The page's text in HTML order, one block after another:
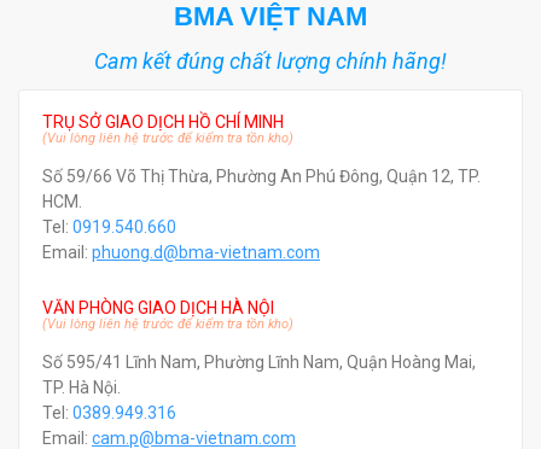
BMA VIỆT NAM
Cam kết đúng chất lượng chính hãng!
TRỤ SỞ GIAO DỊCH HỒ CHÍ MINH
(Vui lòng liên hệ trước để kiểm tra tồn kho)
Số 59/66 Võ Thị Thừa, Phường An Phú Đông, Quận 12, TP.
HCM.
Tel: 0919.540.660
Email: phuong.d@bma-vietnam.com
VĂN PHÒNG GIAO DỊCH HÀ NỘI
(Vui lòng liên hệ trước để kiểm tra tồn kho)
Số 595/41 Lĩnh Nam, Phường Lĩnh Nam, Quận Hoàng Mai,
TP. Hà Nội.
Tel: 0389.949.316
Email: cam.p@bma-vietnam.com